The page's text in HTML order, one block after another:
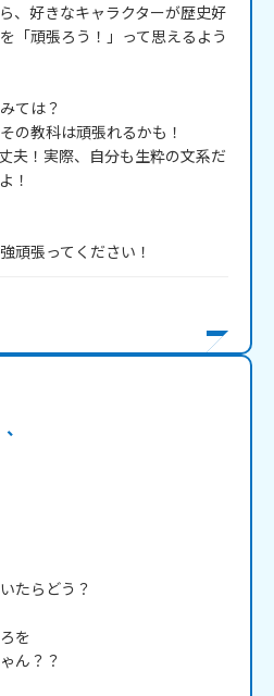
、好きなキャラクターが歴史好
「頑張ろう！」って思えるよう
ては？
の教科は頑張れるかも！
夫！実際、自分も生粋の文系だ
！
頑張ってください！
たらどう？
を
ん？？